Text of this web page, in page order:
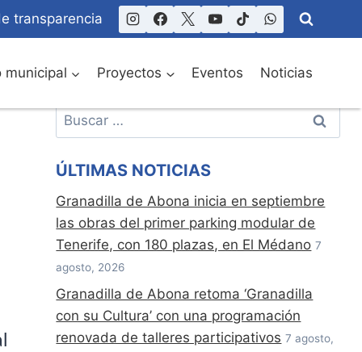
transparencia
municipal Proyectos Eventos Noticias
Buscar:
ÚLTIMAS NOTICIAS
Granadilla de Abona inicia en septiembre
las obras del primer parking modular de
Tenerife, con 180 plazas, en El Médano 7
agosto, 2026
Granadilla de Abona retoma ‘Granadilla
con su Cultura’ con una programación
renovada de talleres participativos 7 agosto,